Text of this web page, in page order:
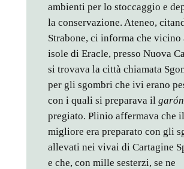
ambienti per lo stoccaggio e
la conservazione. Ateneo,
Strabone, ci informa che vicino
isole di Eracle, presso Nuova
si trovava la città chiamata
per gli sgombri che ivi erano
con i quali si preparava il garón
pregiato. Plinio affermava che il
migliore era preparato con gli
allevati nei vivai di Cartagine
e che, con mille sesterzi, se ne